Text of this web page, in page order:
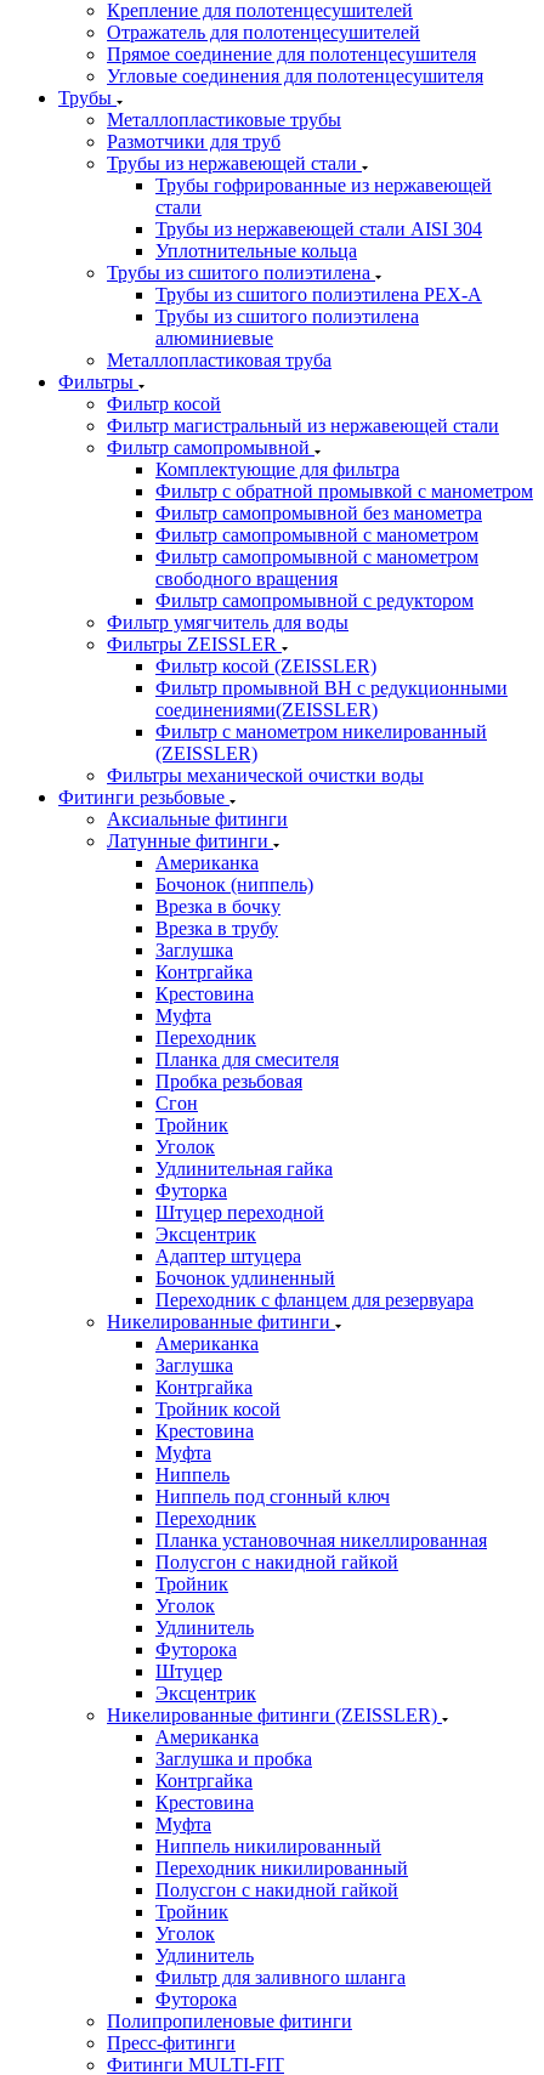
Крепление для полотенцесушителей
Отражатель для полотенцесушителей
Прямое соединение для полотенцесушителя
Угловые соединения для полотенцесушителя
Трубы
Металлопластиковые трубы
Размотчики для труб
Трубы из нержавеющей стали
Трубы гофрированные из нержавеющей
стали
Трубы из нержавеющей стали AISI 304
Уплотнительные кольца
Трубы из сшитого полиэтилена
Трубы из сшитого полиэтилена PEX-A
Трубы из сшитого полиэтилена
алюминиевые
Металлопластиковая труба
Фильтры
Фильтр косой
Фильтр магистральный из нержавеющей стали
Фильтр самопромывной
Комплектующие для фильтра
Фильтр с обратной промывкой c манометром
Фильтр самопромывной без манометра
Фильтр самопромывной с манометром
Фильтр самопромывной с манометром
свободного вращения
Фильтр самопромывной с редуктором
Фильтр умягчитель для воды
Фильтры ZEISSLER
Фильтр косой (ZEISSLER)
Фильтр промывной ВН с редукционными
соединениями(ZEISSLER)
Фильтр с манометром никелированный
(ZEISSLER)
Фильтры механической очистки воды
Фитинги резьбовые
Аксиальные фитинги
Латунные фитинги
Американка
Бочонок (ниппель)
Врезка в бочку
Врезка в трубу
Заглушка
Контргайка
Крестовина
Муфта
Переходник
Планка для смесителя
Пробка резьбовая
Сгон
Тройник
Уголок
Удлинительная гайка
Футорка
Штуцер переходной
Эксцентрик
Адаптер штуцера
Бочонок удлиненный
Переходник с фланцем для резервуара
Никелированные фитинги
Американка
Заглушка
Контргайка
Тройник косой
Крестовина
Муфта
Ниппель
Ниппель под сгонный ключ
Переходник
Планка установочная никеллированная
Полусгон с накидной гайкой
Тройник
Уголок
Удлинитель
Футорока
Штуцер
Эксцентрик
Никелированные фитинги (ZEISSLER)
Американка
Заглушка и пробка
Контргайка
Крестовина
Муфта
Ниппель никилированный
Переходник никилированный
Полусгон с накидной гайкой
Тройник
Уголок
Удлинитель
Фильтр для заливного шланга
Футорока
Полипропиленовые фитинги
Пресс-фитинги
Фитинги MULTI-FIT